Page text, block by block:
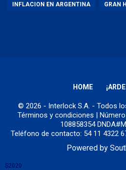
INFLACION EN ARGENTINA GRAN
HOME
© 2026 - Interlock S.A. - Todos
Términos y condiciones |
108858354
Teléfono de contacto: 54 11 4322
Powered by
S2020